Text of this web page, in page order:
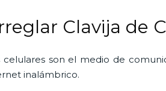
Clavija de
celulares son el medio de
inalámbrico.